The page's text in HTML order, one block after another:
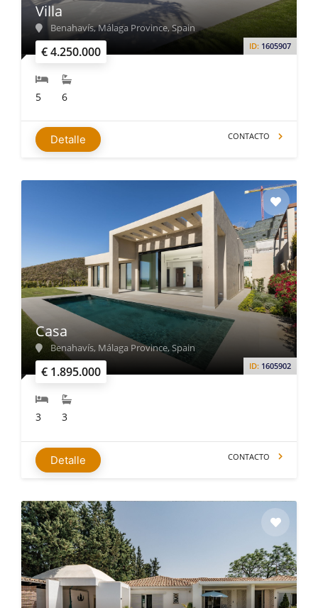
€ 4.250.000 ID: 1605907
Villa
Benahavís, Málaga Province, Spain
5 6
Detalle CONTACTO
€ 1.895.000 ID: 1605902
Casa
Benahavís, Málaga Province, Spain
3 3
Detalle CONTACTO